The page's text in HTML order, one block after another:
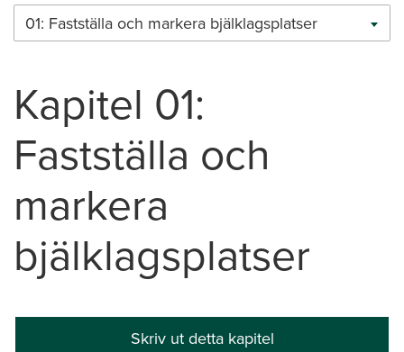
01: Fastställa och markera bjälklagsplatser
Kapitel 01:
Fastställa och
markera
bjälklagsplatser
Skriv ut detta kapitel